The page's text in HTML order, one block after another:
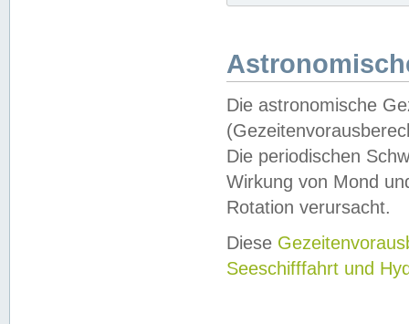
Die astronomische
Die periodischen
Wirkung von Mond
Rotation verursacht.
Diese
Seeschifffahrt und